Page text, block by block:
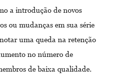
a introdução de novos
ou mudanças em sua série
uma queda na retenção
no número de
de baixa qualidade.